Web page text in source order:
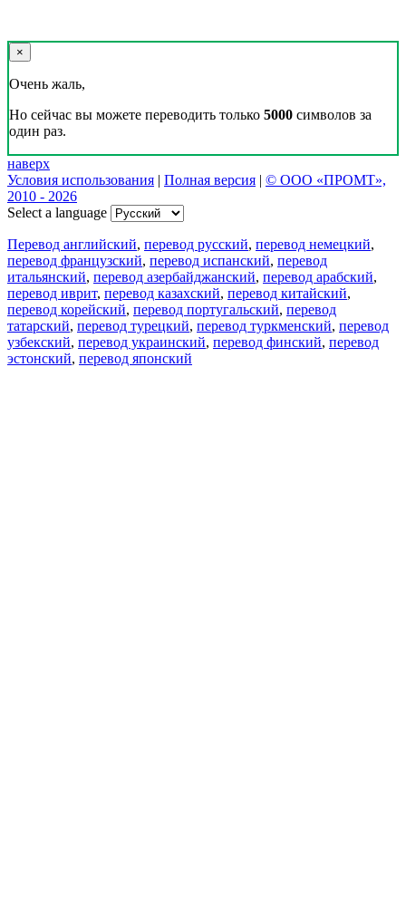
×
Очень жаль,
Но сейчас вы можете переводить только 5000 символов за
один раз.
наверх
Условия использования | Полная версия | © ООО «ПРОМТ»,
2010 - 2026
Select a language
Перевод английский, перевод русский, перевод немецкий,
перевод французский, перевод испанский, перевод
итальянский, перевод азербайджанский, перевод арабский,
перевод иврит, перевод казахский, перевод китайский,
перевод корейский, перевод португальский, перевод
татарский, перевод турецкий, перевод туркменский, перевод
узбекский, перевод украинский, перевод финский, перевод
эстонский, перевод японский